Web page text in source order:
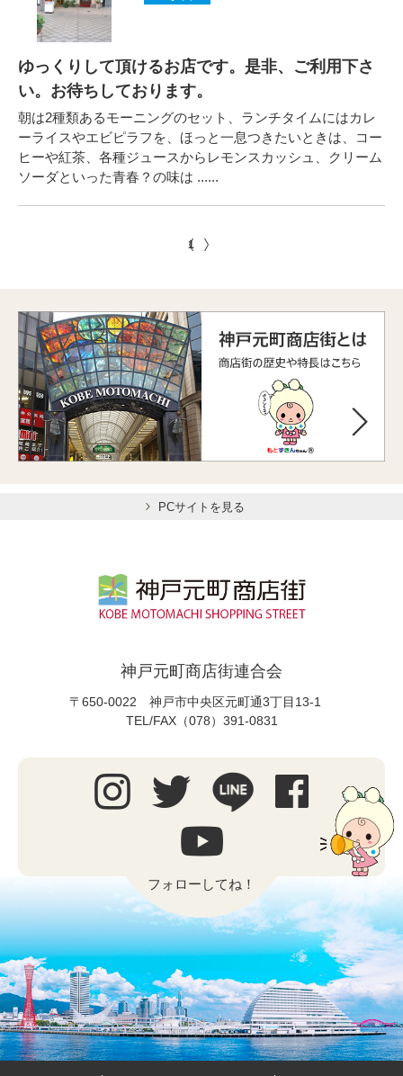
ゆっくりして頂けるお店です。是非、ご利用下さ
い。お待ちしております。
朝は2種類あるモーニングのセット、ランチタイムにはカレ
ーライスやエビピラフを、ほっと一息つきたいときは、コー
ヒーや紅茶、各種ジュースからレモンスカッシュ、クリーム
ソーダといった青春？の味は ......
1
PCサイトを見る
神戸元町商店街連合会
〒650-0022 神戸市中央区元町通3丁目13-1
TEL/FAX（078）391-0831
フォローしてね！